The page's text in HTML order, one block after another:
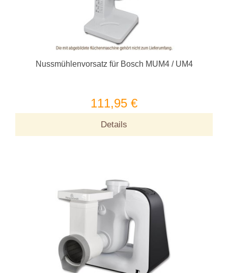
Nussmühlenvorsatz für Bosch MUM4 / UM4
111,95 €
Details